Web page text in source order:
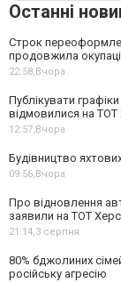
Останні
Строк
продовжила
22:58, Вчора
Публікувати
відмовилися на
12:57, Вчора
Будівництво
09:56, Вчора
Про відновлення
заявили на ТОТ
21:14,3 серпня
80% бджолиних
російську агресію